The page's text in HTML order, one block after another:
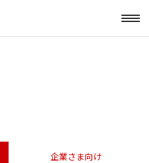
企業さま向け